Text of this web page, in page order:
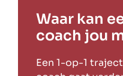
Waar kan
coach jou
Een 1-op-1